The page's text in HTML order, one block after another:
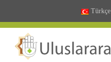
Türkçe